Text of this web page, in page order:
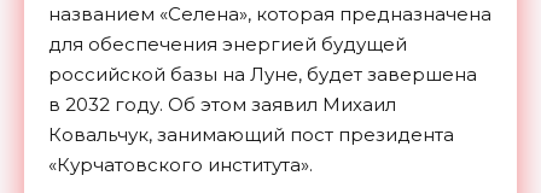
названием «Селена», которая предназначена
для обеспечения энергией будущей
российской базы на Луне, будет завершена
в 2032 году. Об этом заявил Михаил
Ковальчук, занимающий пост президента
«Курчатовского института».